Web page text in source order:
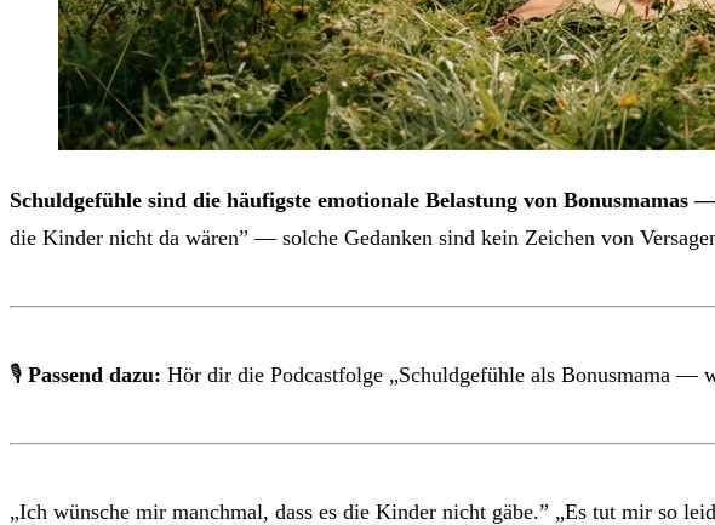
Schuldgefühle sind die häufigste emotionale Belastung von
die Kinder nicht da wären” — solche Gedanken sind kein Zeichen von
🎙 Passend dazu: Hör dir die Podcastfolge „Schuldgefühle als Bonusmama —
„Ich wünsche mir manchmal, dass es die Kinder nicht gäbe.” „Es tut mir so